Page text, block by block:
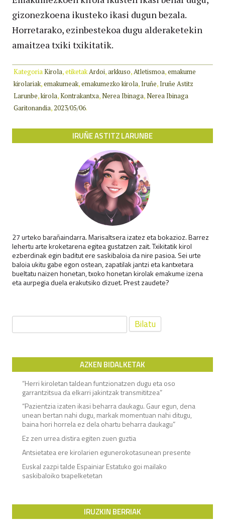
gizonezkoena ikusteko ikasi dugun bezala.
Horretarako, ezinbestekoa dugu alderaketekin
amaitzea txiki txikitatik.
Kategoria Kirola, etiketak Ardoi,arkkuso, Atletismoa,emakume
kirolariak,emakumeak,emakumezko kirola,Iruñe,Iruñe Astitz
Larunbe,kirola,Kontrakantxa, Nerea Ibinaga, Nerea Ibinaga
Garitonandia, 2023/05/06.
IRUÑE ASTITZ LARUNBE
27 urteko barañaindarra. Marisaltsera izatez eta bokazioz. Barrez
lehertu arte kroketarena egitea gustatzen zait. Txikitatik kirol
ezberdinak egin baditut ere saskibaloia da nire pasioa. Sei urte
baloia ukitu gabe egon ostean, zapatilak jantzi eta kantxetara
bueltatu naizen honetan, txoko honetan kirolak emakume izena
eta aurpegia duela erakutsiko dizuet. Prest zaudete?
Bilatu:
AZKEN BIDALKETAK
“Herri kiroletan taldean funtzionatzen dugu eta oso
garrantzitsua da elkarri jakintzak transmititzea”
“Pazientzia izaten ikasi beharra daukagu. Gaur egun, dena
unean bertan nahi dugu, markak momentuan nahi ditugu,
baina hori horrela ez dela ohartu beharra daukagu”
Ez zen urrea distira egiten zuen guztia
Antsietatea ere kirolarien egunerokotasunean presente
Euskal zazpi talde Espainiar Estatuko goi mailako
saskibaloiko txapelketetan
IRUZKIN BERRIAK